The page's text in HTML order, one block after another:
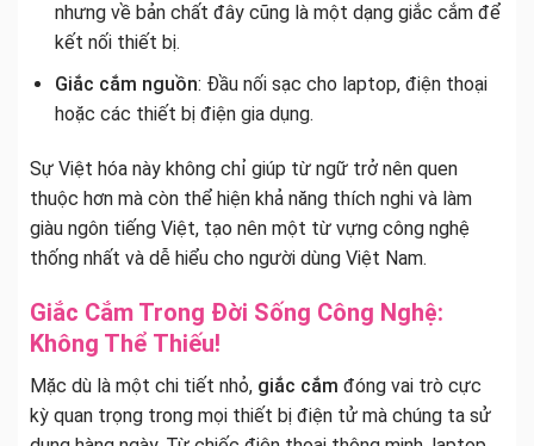
nhưng về bản chất đây cũng là một dạng giắc cắm để
kết nối thiết bị.
Giắc cắm nguồn: Đầu nối sạc cho laptop, điện thoại
hoặc các thiết bị điện gia dụng.
Sự Việt hóa này không chỉ giúp từ ngữ trở nên quen
thuộc hơn mà còn thể hiện khả năng thích nghi và làm
giàu ngôn tiếng Việt, tạo nên một từ vựng công nghệ
thống nhất và dễ hiểu cho người dùng Việt Nam.
Giắc Cắm Trong Đời Sống Công Nghệ:
Không Thể Thiếu!
Mặc dù là một chi tiết nhỏ, giắc cắm đóng vai trò cực
kỳ quan trọng trong mọi thiết bị điện tử mà chúng ta sử